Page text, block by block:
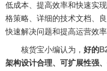
低成本、提高效率和快速实
格策略、详细的技术文档、
快速解决问题和提高运营效率
核货宝小编认为， 好的
架构设计合理、可扩展性强